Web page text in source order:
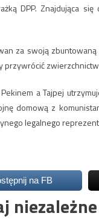
DPP. Znajdująca
za swoją
przywrócić
a Tajpej
domową z
legalnego
na FB